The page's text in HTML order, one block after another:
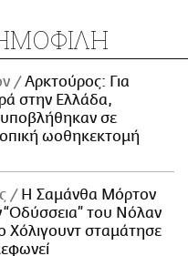
Αρκτούρος: Για
στην Ελλάδα,
σε
ωοθηκεκτομή
Η Σαμάνθα Μόρτον
“Οδύσσεια” του Νόλαν
Χόλιγουντ σταμάτησε